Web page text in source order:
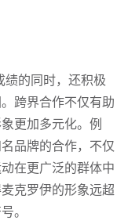
绩的同时，还积极
跨界合作不仅有助
更加多元化。例
品牌的合作，不仅
在更广泛的群体中
克罗伊的形象远超
。